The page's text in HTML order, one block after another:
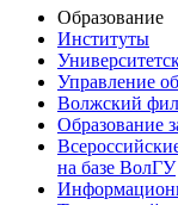
Образование
Институты
Управление
Волжский
Образование
на базе ВолГУ